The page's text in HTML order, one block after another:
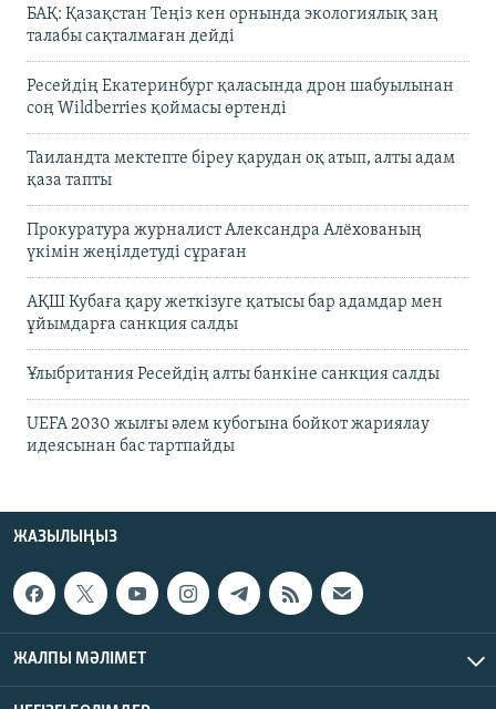
БАҚ: Қазақстан Теңіз кен орнында экологиялық заң
талабы сақталмаған дейді
Ресейдің Екатеринбург қаласында дрон шабуылынан
соң Wildberries қоймасы өртенді
Таиландта мектепте біреу қарудан оқ атып, алты адам
қаза тапты
Прокуратура журналист Александра Алёхованың
үкімін жеңілдетуді сұраған
АҚШ Кубаға қару жеткізуге қатысы бар адамдар мен
ұйымдарға санкция салды
Ұлыбритания Ресейдің алты банкіне санкция салды
UEFA 2030 жылғы әлем кубогына бойкот жариялау
идеясынан бас тартпайды
ЖАЗЫЛЫҢЫЗ
ЖАЛПЫ МӘЛІМЕТ